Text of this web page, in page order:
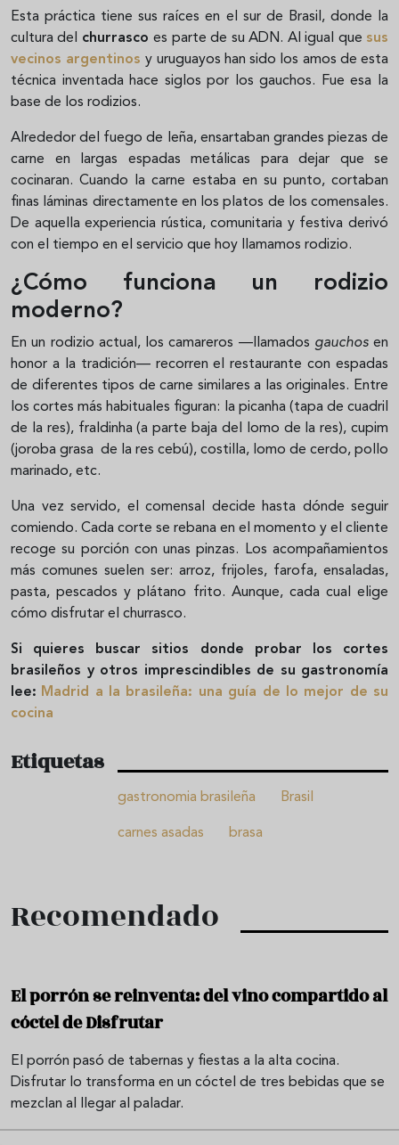
Esta práctica tiene sus raíces en el sur de Brasil, donde la
cultura del churrascoes parte de su ADN. Al igual que sus
vecinos argentinosy uruguayos han sido los amos de esta
técnica inventada hace siglos por los gauchos. Fue esa la
base de los rodizios.
Alrededor del fuego de leña, ensartaban grandes piezas de
carne en largas espadas metálicas para dejar que se
cocinaran. Cuando la carne estaba en su punto, cortaban
finas láminas directamente en los platos de los comensales.
De aquella experiencia rústica, comunitaria y festiva derivó
con el tiempo en el servicio que hoy llamamos rodizio.
¿Cómo funciona un rodizio
moderno?
En un rodizio actual, los camareros —llamados gauchosen
honor a la tradición— recorren el restaurante con espadas
de diferentes tipos de carne similares a las originales. Entre
los cortes más habituales figuran: la picanha (tapa de cuadril
de la res), fraldinha (a parte baja del lomo de la res), cupim
(joroba grasa de la res cebú), costilla, lomo de cerdo, pollo
marinado, etc.
Una vez servido, el comensal decide hasta dónde seguir
comiendo. Cada corte se rebana en el momento y el cliente
recoge su porción con unas pinzas. Los acompañamientos
más comunes suelen ser: arroz, frijoles, farofa, ensaladas,
pasta, pescados y plátano frito. Aunque, cada cual elige
cómo disfrutar el churrasco.
Si quieres buscar sitios donde probar los cortes
brasileños y otros imprescindibles de su gastronomía
lee: Madrid a la brasileña: una guía de lo mejor de su
cocina
Etiquetas
gastronomia brasileña Brasil
carnes asadas brasa
Recomendado
El porrón se reinventa: del vino compartido al
cóctel de Disfrutar
El porrón pasó de tabernas y fiestas a la alta cocina.
Disfrutar lo transforma en un cóctel de tres bebidas que se
mezclan al llegar al paladar.